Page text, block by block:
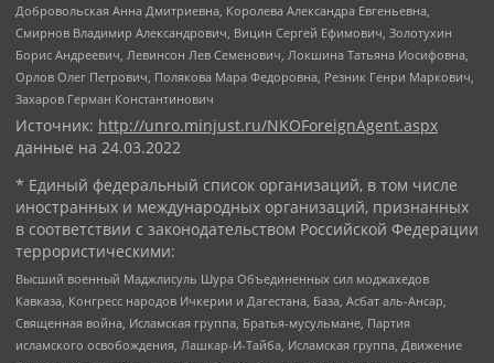
Добровольская Анна Дмитриевна, Королева Александра Евгеньевна,
Смирнов Владимир Александрович, Вицин Сергей Ефимович, Золотухин
Борис Андреевич, Левинсон Лев Семенович, Локшина Татьяна Иосифовна,
Орлов Олег Петрович, Полякова Мара Федоровна, Резник Генри Маркович,
Захаров Герман Константинович
Источник: http://unro.minjust.ru/NKOForeignAgent.aspx
данные на 24.03.2022
* Единый федеральный список организаций, в том числе
иностранных и международных организаций, признанных
в соответствии с законодательством Российской Федерации
террористическими:
Высший военный Маджлисуль Шура Объединенных сил моджахедов
Кавказа, Конгресс народов Ичкерии и Дагестана, База, Асбат аль-Ансар,
Священная война, Исламская группа, Братья-мусульмане, Партия
исламского освобождения, Лашкар-И-Тайба, Исламская группа, Движение